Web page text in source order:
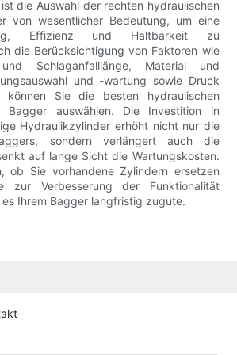
die Auswahl der rechten hydraulischen
von wesentlicher Bedeutung, um eine
Effizienz und Haltbarkeit zu
die Berücksichtigung von Faktoren wie
Schlaganfalllänge, Material und
und -wartung sowie Druck
können Sie die besten hydraulischen
auswählen. Die Investition in
Hydraulikzylinder erhöht nicht nur die
sondern verlängert auch die
auf lange Sicht die Wartungskosten.
ob Sie vorhandene Zylindern ersetzen
zur Verbesserung der Funktionalität
Ihrem Bagger langfristig zugute.